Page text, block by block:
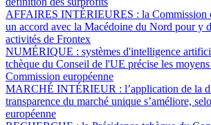
AFFAIRES INTÉRIEURES : la Commission
un accord avec la Macédoine du Nord pour y
activités de Frontex
NUMÉRIQUE : systèmes d'intelligence
tchèque du Conseil de l'UE précise les
Commission européenne
MARCHÉ INTÉRIEUR : l’application de la
transparence du marché unique s’améliore,
européenne